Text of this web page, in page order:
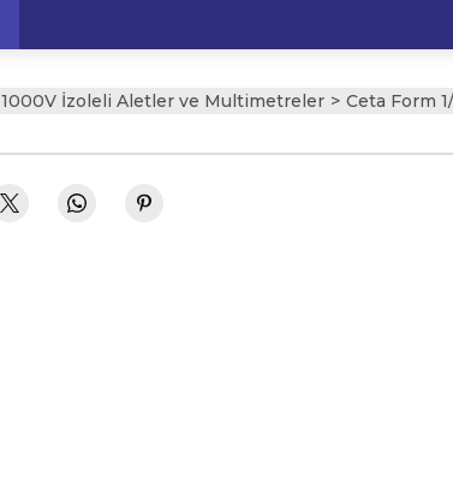
1000V İzoleli Aletler ve Multimetreler Ceta Form